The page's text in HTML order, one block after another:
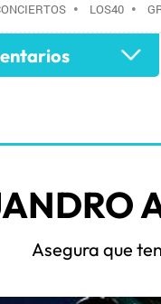
• LOS40•
CULTURAL•RADIO•
EVENTOS• CULTURA•
Asegura que